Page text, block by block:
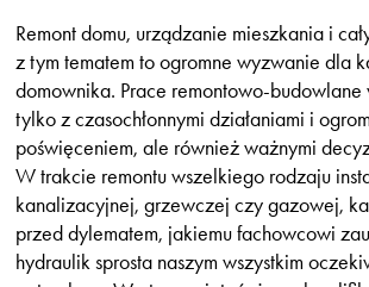
Remont domu, urządzanie mieszkania i
z tym tematem to ogromne wyzwanie dla
domownika. Prace remontowo-budowlane
tylko z czasochłonnymi działaniami i
poświęceniem, ale również ważnymi
W trakcie remontu wszelkiego rodzaju
kanalizacyjnej, grzewczej czy gazowej,
przed dylematem, jakiemu fachowcowi
hydraulik sprosta naszym wszystkim